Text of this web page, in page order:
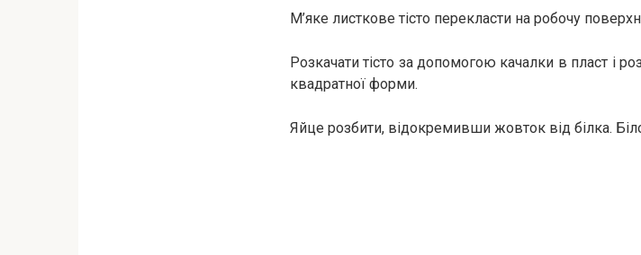
М’яке листкове тісто перекласти на робочу
Розкачати тісто за допомогою качалки в пласт і
квадратної форми.
Яйце розбити, відокремивши жовток від білка.